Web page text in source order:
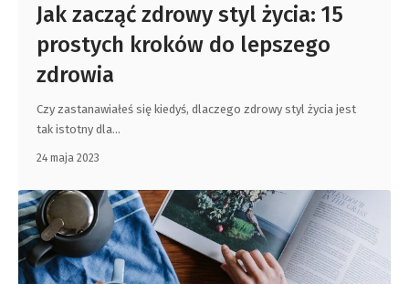
Jak zacząć zdrowy styl życia: 15
prostych kroków do lepszego
zdrowia
Czy zastanawiałeś się kiedyś, dlaczego zdrowy styl życia jest
tak istotny dla…
24 maja 2023